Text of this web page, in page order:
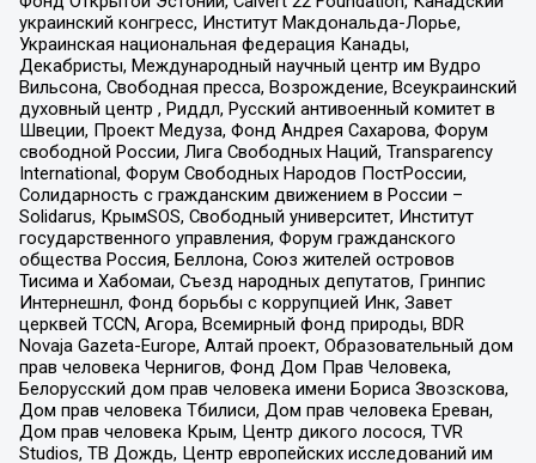
украинский конгресс, Институт Макдональда-Лорье,
Украинская национальная федерация Канады,
Декабристы, Международный научный центр им Вудро
Вильсона, Свободная пресса, Возрождение, Всеукраинский
духовный центр , Риддл, Русский антивоенный комитет в
Швеции, Проект Медуза, Фонд Андрея Сахарова, Форум
свободной России, Лига Свободных Наций, Transparеncy
International, Форум Свободных Народов ПостРоссии,
Солидарность с гражданским движением в России –
Solidarus, КрымSOS, Свободный университет, Институт
государственного управления, Форум гражданского
общества Россия, Беллона, Союз жителей островов
Тисима и Хабомаи, Съезд народных депутатов, Гринпис
Интернешнл, Фонд борьбы с коррупцией Инк, Завет
церквей TCCN, Агора, Всемирный фонд природы, BDR
Novaja Gazeta-Europe, Алтай проект, Образовательный дом
прав человека Чернигов, Фонд Дом Прав Человека,
Белорусский дом прав человека имени Бориса Звозскова,
Дом прав человека Тбилиси, Дом прав человека Ереван,
Дом прав человека Крым, Центр дикого лосося, TVR
Studios, ТВ Дождь, Центр европейских исследований им